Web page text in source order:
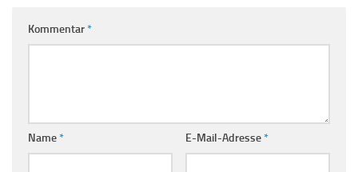
Kommentar*
Name* E-Mail-Adresse*